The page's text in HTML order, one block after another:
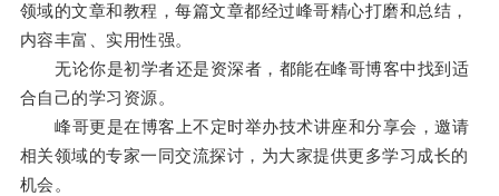
领域的文章和教程，每篇文章都经过峰哥精心打磨和总结，
内容丰富、实用性强。
无论你是初学者还是资深者，都能在峰哥博客中找到适
合自己的学习资源。
峰哥更是在博客上不定时举办技术讲座和分享会，邀请
相关领域的专家一同交流探讨，为大家提供更多学习成长的
机会。